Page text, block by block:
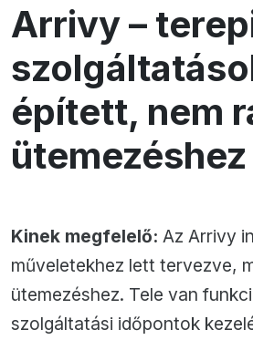
Arrivy –
épített, nem
ütemezéshez
Kinek megfelelő: Az Arrivy
műveletekhez lett tervezve,
ütemezéshez. Tele van
szolgáltatási időpontok